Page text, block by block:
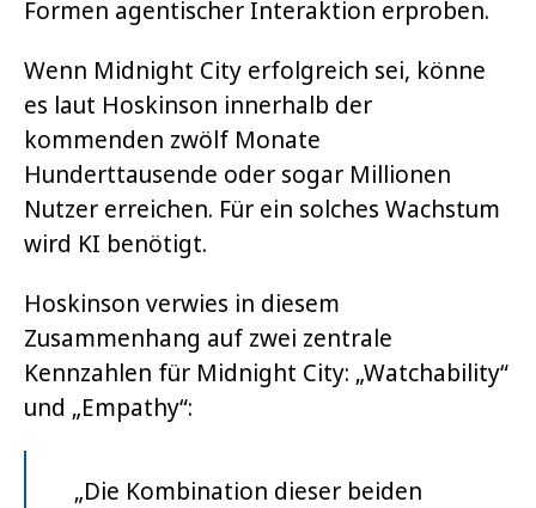
Formen agentischer Interaktion erproben.
Wenn Midnight City erfolgreich sei, könne
es laut Hoskinson innerhalb der
kommenden zwölf Monate
Hunderttausende oder sogar Millionen
Nutzer erreichen. Für ein solches Wachstum
wird KI benötigt.
Hoskinson verwies in diesem
Zusammenhang auf zwei zentrale
Kennzahlen für Midnight City: „Watchability“
und „Empathy“:
„Die Kombination dieser beiden